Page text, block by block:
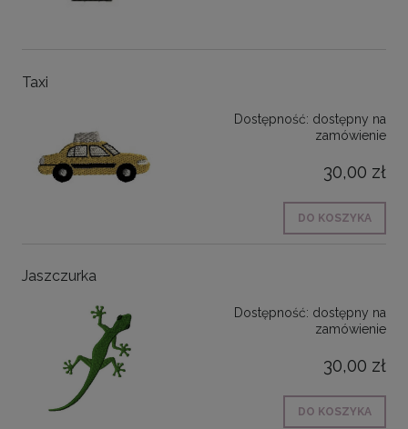
Taxi
Dostępność: dostępny na
zamówienie
30,00 zł
DO KOSZYKA
Jaszczurka
Dostępność: dostępny na
zamówienie
30,00 zł
DO KOSZYKA